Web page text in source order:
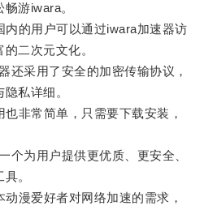
游iwara。
的用户可以通过iwara加速器访
二次元文化。
采用了安全的加密传输协议，
私详细。
非常简单，只需要下载安装，
为用户提供更优质、更安全、
。
漫爱好者对网络加速的需求，